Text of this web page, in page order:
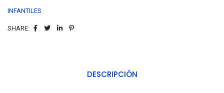
INFANTILES
SHARE:
DESCRIPCIÓN